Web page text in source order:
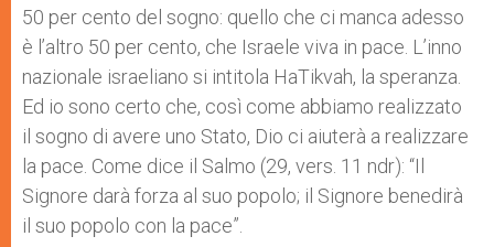
50 per cento del sogno: quello che ci manca adesso
è l’altro 50 per cento, che Israele viva in pace. L’inno
nazionale israeliano si intitola HaTikvah, la speranza.
Ed io sono certo che, così come abbiamo realizzato
il sogno di avere uno Stato, Dio ci aiuterà a realizzare
la pace. Come dice il Salmo (29, vers. 11 ndr): “Il
Signore darà forza al suo popolo; il Signore benedirà
il suo popolo con la pace”.